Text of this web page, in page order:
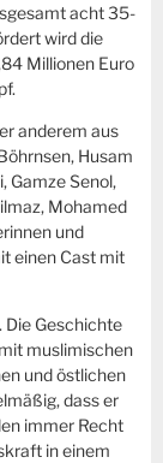
acht 35-
wird die
Millionen Euro
anderem aus
Husam
Gamze Senol,
Mohamed
und
einen Cast mit
Die Geschichte
muslimischen
und östlichen
dass er
immer Recht
in einem